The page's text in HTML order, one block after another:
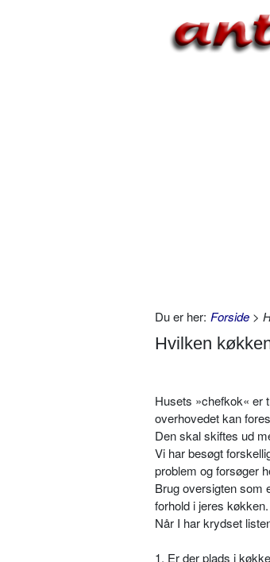
Du er her: Forside >
Hvilken
Husets »chefkok« er
overhovedet kan
Den skal skiftes ud
Vi har besøgt
problem og forsøger
Brug oversigten som
forhold i jeres køkken.
Når I har krydset
1. Er der plads i